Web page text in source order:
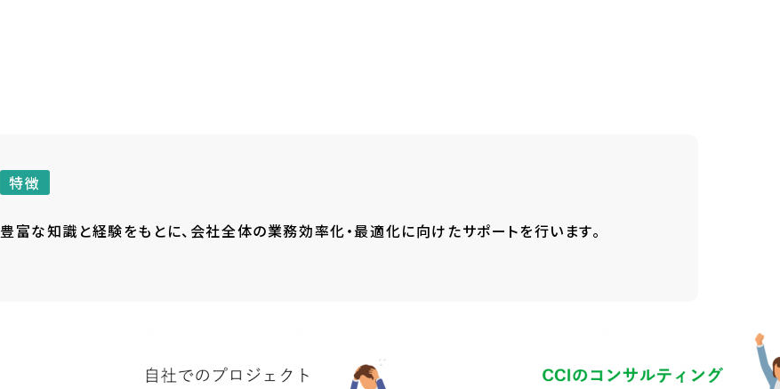
特徴
豊富な知識と経験をもとに、会社全体の業務効率化・最適化に向けたサポートを行います。